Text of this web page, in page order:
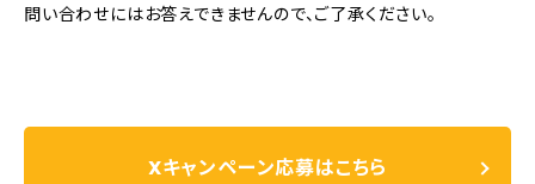
問い合わせにはお答えできませんので、ご了承ください。
Xキャンペーン応募はこちら